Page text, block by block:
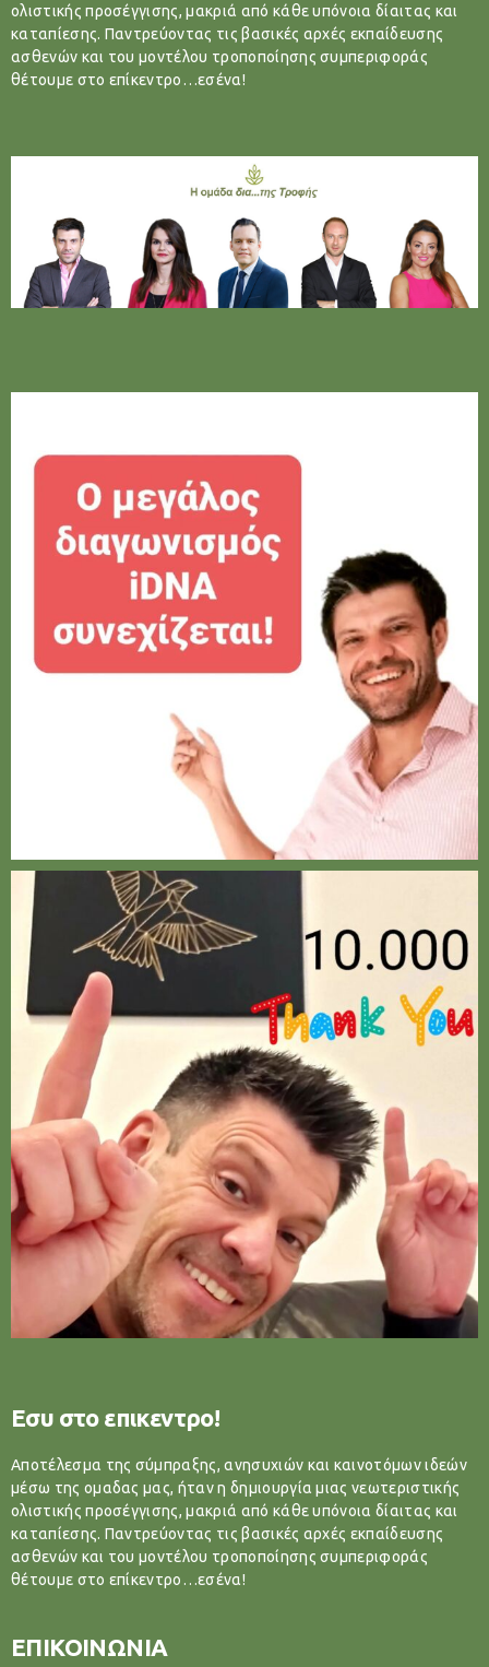
ολιστικής προσέγγισης, μακριά από κάθε υπόνοια δίαιτας και
καταπίεσης. Παντρεύοντας τις βασικές αρχές εκπαίδευσης
ασθενών και του μοντέλου τροποποίησης συμπεριφοράς
θέτουμε στο επίκεντρο…εσένα!
Εσυ στο επικεντρο!
Αποτέλεσμα της σύμπραξης, ανησυχιών και καινοτόμων ιδεών
μέσω της ομαδας μας, ήταν η δημιουργία μιας νεωτεριστικής
ολιστικής προσέγγισης, μακριά από κάθε υπόνοια δίαιτας και
καταπίεσης. Παντρεύοντας τις βασικές αρχές εκπαίδευσης
ασθενών και του μοντέλου τροποποίησης συμπεριφοράς
θέτουμε στο επίκεντρο…εσένα!
ΕΠΙΚΟΙΝΩΝΙΑ